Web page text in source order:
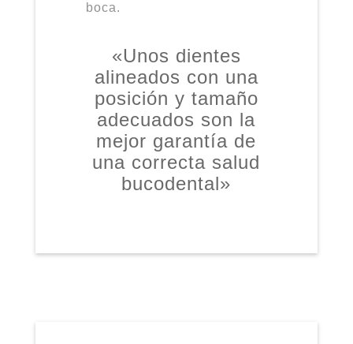
boca.
«Unos dientes
alineados con una
posición y tamaño
adecuados son la
mejor garantía de
una correcta salud
bucodental»